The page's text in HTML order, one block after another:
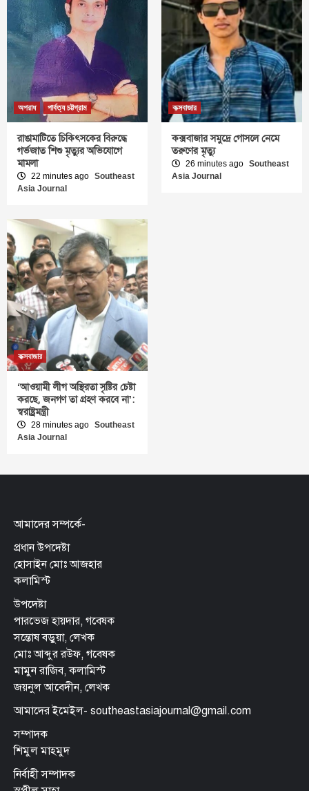
অপরাধ পার্বত্য চট্টগ্রাম
রাঙামাটিতে চিকিৎসকের বিরুদ্ধে
গর্ভজাত শিশু মৃত্যুর অভিযোগে
মামলা
22 minutes ago Southeast
Asia Journal
কক্সবাজার
কক্সবাজার সমুদ্রে গোসলে নেমে
তরুণের মৃত্যু
26 minutes ago Southeast
Asia Journal
কক্সবাজার
‘আওয়ামী লীগ অস্থিরতা সৃষ্টির চেষ্টা
করছে, জনগণ তা গ্রহণ করবে না’:
স্বরাষ্ট্রমন্ত্রী
28 minutes ago Southeast
Asia Journal
আমাদের সম্পর্কে-
প্রধান উপদেষ্টা
হোসাইন মোঃ আজহার
কলামিস্ট
উপদেষ্টা
পারভেজ হায়দার, গবেষক
সন্তোষ বড়ুয়া, লেখক
মোঃ আব্দুর রউফ, গবেষক
মামুন রাজিব, কলামিস্ট
জয়নুল আবেদীন, লেখক
আমাদের ইমেইল- southeastasiajournal@gmail.com
সম্পাদক
শিমুল মাহমুদ
নির্বাহী সম্পাদক